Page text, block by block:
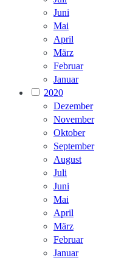
Juni
Mai
April
März
Februar
Januar
2020
Dezember
November
Oktober
September
August
Juli
Juni
Mai
April
März
Februar
Januar